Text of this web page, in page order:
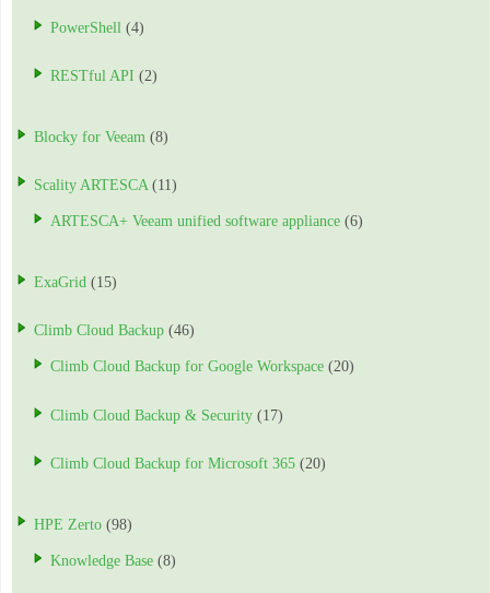
PowerShell (4)
RESTful API (2)
Blocky for Veeam (8)
Scality ARTESCA (11)
ARTESCA+ Veeam unified software appliance (6)
ExaGrid (15)
Climb Cloud Backup (46)
Climb Cloud Backup for Google Workspace (20)
Climb Cloud Backup & Security (17)
Climb Cloud Backup for Microsoft 365 (20)
HPE Zerto (98)
Knowledge Base (8)